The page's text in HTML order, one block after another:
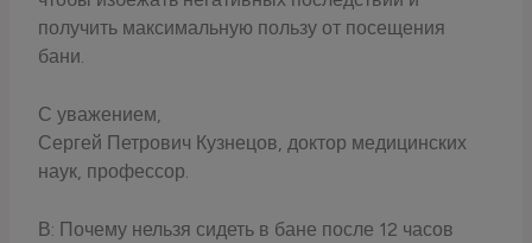
получить максимальную пользу от посещения
бани.
С уважением,
Сергей Петрович Кузнецов, доктор медицинских
наук, профессор.
В: Почему нельзя сидеть в бане после 12 часов